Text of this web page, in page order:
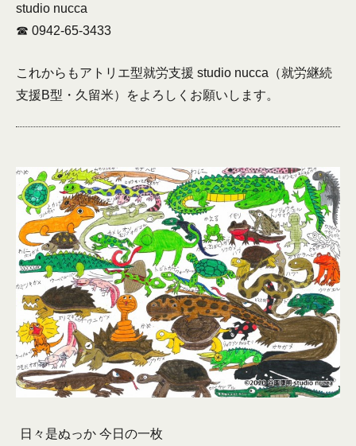
studio nucca
☎︎ 0942-65-3433
これからもアトリエ型就労支援 studio nucca（就労継続
支援B型・久留米）をよろしくお願いします。
日々是ぬっか 今日の一枚